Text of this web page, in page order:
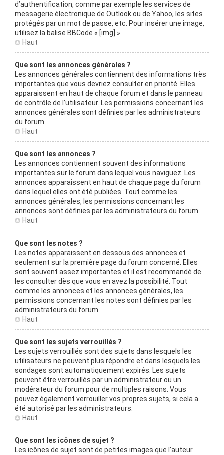
d’authentification, comme par exemple les services de
messagerie électronique de Outlook ou de Yahoo, les sites
protégés par un mot de passe, etc. Pour insérer une image,
utilisez la balise BBCode « [img] ».
Haut
Que sont les annonces générales ?
Les annonces générales contiennent des informations très
importantes que vous devriez consulter en priorité. Elles
apparaissent en haut de chaque forum et dans le panneau
de contrôle de l’utilisateur. Les permissions concernant les
annonces générales sont définies par les administrateurs
du forum.
Haut
Que sont les annonces ?
Les annonces contiennent souvent des informations
importantes sur le forum dans lequel vous naviguez. Les
annonces apparaissent en haut de chaque page du forum
dans lequel elles ont été publiées. Tout comme les
annonces générales, les permissions concernant les
annonces sont définies par les administrateurs du forum.
Haut
Que sont les notes ?
Les notes apparaissent en dessous des annonces et
seulement sur la première page du forum concerné. Elles
sont souvent assez importantes et il est recommandé de
les consulter dès que vous en avez la possibilité. Tout
comme les annonces et les annonces générales, les
permissions concernant les notes sont définies par les
administrateurs du forum.
Haut
Que sont les sujets verrouillés ?
Les sujets verrouillés sont des sujets dans lesquels les
utilisateurs ne peuvent plus répondre et dans lesquels les
sondages sont automatiquement expirés. Les sujets
peuvent être verrouillés par un administrateur ou un
modérateur du forum pour de multiples raisons. Vous
pouvez également verrouiller vos propres sujets, si cela a
été autorisé par les administrateurs.
Haut
Que sont les icônes de sujet ?
Les icônes de sujet sont de petites images que l’auteur